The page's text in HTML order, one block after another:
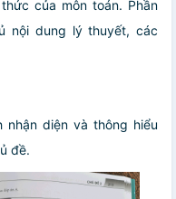
của môn toán. Phần
nội dung lý thuyết, các
nhận diện và thông hiểu
đề.